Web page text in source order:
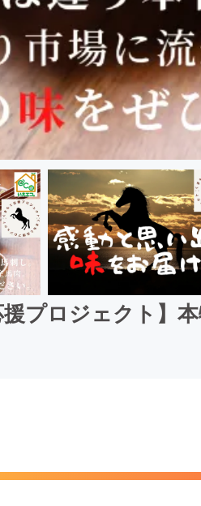
援プロジェクト】